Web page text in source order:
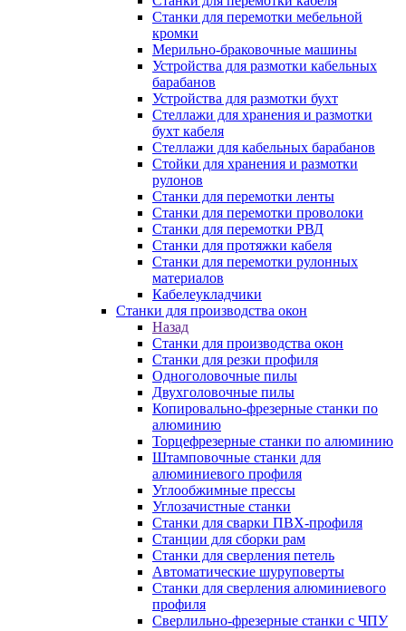
Станки для перемотки мебельной
кромки
Мерильно-браковочные машины
Устройства для размотки кабельных
барабанов
Устройства для размотки бухт
Стеллажи для хранения и размотки
бухт кабеля
Стеллажи для кабельных барабанов
Стойки для хранения и размотки
рулонов
Станки для перемотки ленты
Станки для перемотки проволоки
Станки для перемотки РВД
Станки для протяжки кабеля
Станки для перемотки рулонных
материалов
Кабелеукладчики
Станки для производства окон
Назад
Станки для производства окон
Станки для резки профиля
Одноголовочные пилы
Двухголовочные пилы
Копировально-фрезерные станки по
алюминию
Торцефрезерные станки по алюминию
Штамповочные станки для
алюминиевого профиля
Углообжимные прессы
Углозачистные станки
Станки для сварки ПВХ-профиля
Станции для сборки рам
Станки для сверления петель
Автоматические шуруповерты
Станки для сверления алюминиевого
профиля
Сверлильно-фрезерные станки с ЧПУ